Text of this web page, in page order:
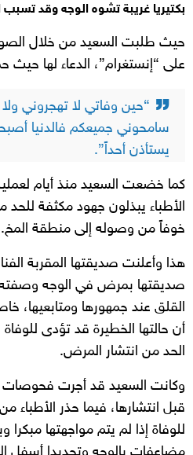
بكتيريا غريبة تشوه الوجه وقد
حيث طلبت السعيد من خلال الصور
على “إنستغرام”، الدعاء لها حيث
“حين وفاتي لا تهجروني
سامحوني جميعكم فالدنيا
يستأذن أحداً”.
كما خضعت السعيد منذ أيام
الأطباء يبذلون جهود مكثفة للحد
خوفاً من وصوله إلى منطقة المخ.
هذا وأعلنت صديقتها المقربة
صديقتها بمرض في الوجه وصفته
القلق عند جمهورها ومتابعيها،
أن حالتها الخطيرة قد تؤدى
الحد من انتشار المرض.
وكانت السعيد قد أجرت فحوصات
قبل انتشارها، فيما حذر
للوفاة إذا لم يتم مواجهتها